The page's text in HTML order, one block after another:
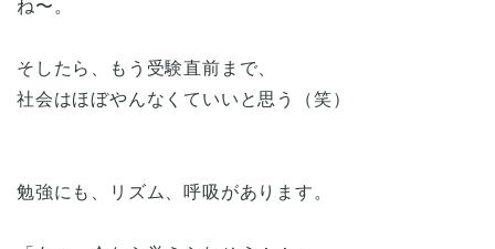
ね〜。
そしたら、もう受験直前まで、
社会はほぼやんなくていいと思う（笑）
勉強にも、リズム、呼吸があります。